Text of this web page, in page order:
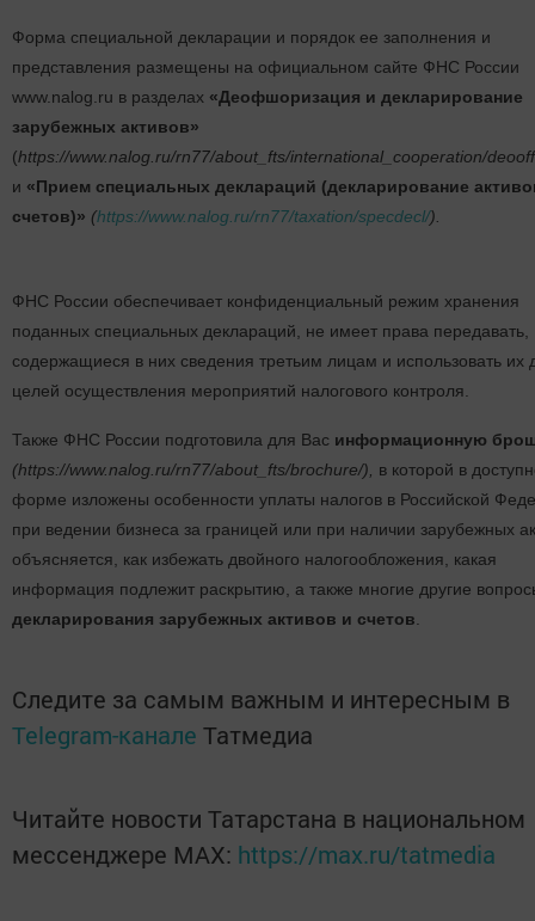
Форма специальной декларации и порядок ее заполнения и
представления размещены на официальном сайте ФНС России
www.nalog.ru в разделах «Деофшоризация и декларирование
зарубежных активов»
(https://www.nalog.ru/rn77/about_fts/international_cooperation/
и «Прием специальных деклараций (декларирование
счетов)» (https://www.nalog.ru/rn77/taxation/specdecl/).
ФНС России обеспечивает конфиденциальный режим хранения
поданных специальных деклараций, не имеет права передавать,
содержащиеся в них сведения третьим лицам и использовать их
целей осуществления мероприятий налогового контроля.
Также ФНС России подготовила для Вас информационную
(https://www.nalog.ru/rn77/about_fts/brochure/), в которой в
форме изложены особенности уплаты налогов в Российской
при ведении бизнеса за границей или при наличии зарубежных
объясняется, как избежать двойного налогообложения, какая
информация подлежит раскрытию, а также многие другие
декларирования зарубежных активов и счетов.
Следите за самым важным и интересным в
Telegram-канале Татмедиа
Читайте новости Татарстана в национальном
мессенджере MАХ: https://max.ru/tatmedia